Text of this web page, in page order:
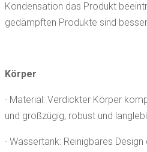
Kondensation das Produkt
gedämpften Produkte sind
Körper
· Material: Verdickter Körper
und großzügig, robust und
· Wassertank: Reinigbares